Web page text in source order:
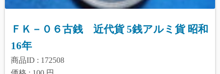
ＦＫ－０６古銭 近代貨 5銭アルミ貨 昭和
16年
商品ID : 172508